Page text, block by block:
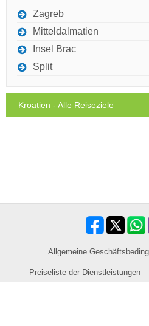
Zagreb
Mitteldalmatien
Insel Brac
Split
Kroatien - Alle Reiseziele
Allgemeine
Preiseliste der Dienstleistungen